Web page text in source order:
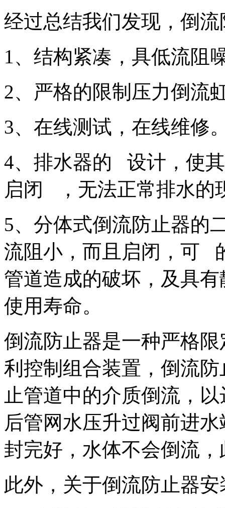
经过总结我们发现，倒
1、结构紧凑，具低流阻
2、严格的限制压力倒流
3、在线测试，在线维修
4、排水器的 设计，使
启闭 ，无法正常排水的
5、分体式倒流防止器的
流阻小，而且启闭，可
管道造成的破坏，及具
使用寿命。
倒流防止器是一种严格
利控制组合装置，倒流
止管道中的介质倒流，
后管网水压升过阀前进
封完好，水体不会倒流
此外，关于倒流防止器